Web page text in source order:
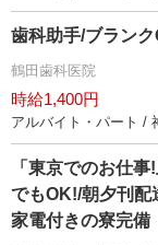
歯科助手/ブランク
鶴田歯科医院
時給1,400円
アルバイト・パート /
「東京でのお仕
でもOK!/朝夕刊配
家電付きの寮完備